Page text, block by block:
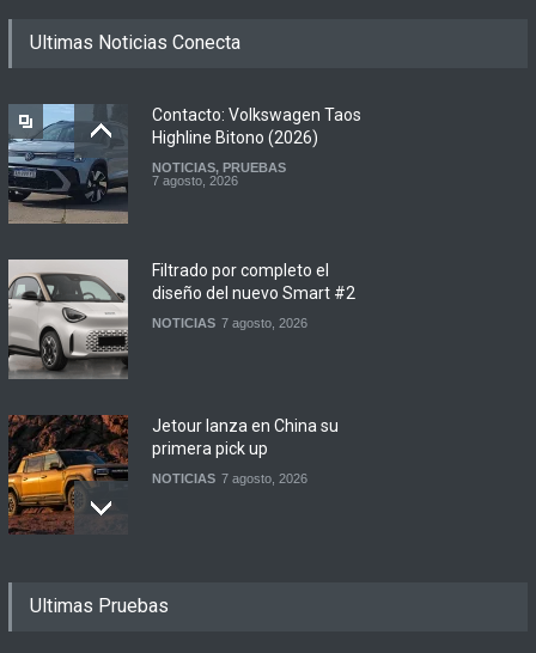
Ultimas Noticias Conecta
Contacto: Volkswagen Taos
Highline Bitono (2026)
NOTICIAS, PRUEBAS
7 agosto, 2026
Filtrado por completo el
diseño del nuevo Smart #2
NOTICIAS 7 agosto, 2026
Jetour lanza en China su
primera pick up
NOTICIAS 7 agosto, 2026
renovadas S2 y Skua 150 en
Ultimas Pruebas